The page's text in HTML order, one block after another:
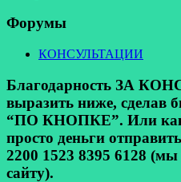
Форумы
КОНСУЛЬТАЦИИ
Благодарность ЗА
выразить ниже, сделав
“ПО КНОПКЕ”. Или как
просто деньги
2200 1523 8395 6128
сайту).